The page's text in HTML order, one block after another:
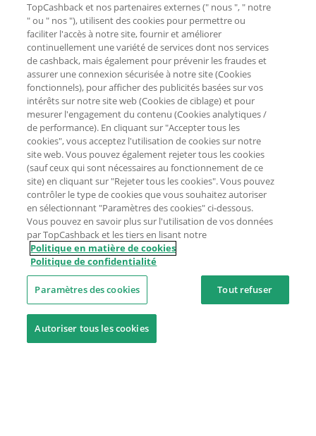
TopCashback et nos partenaires externes (" nous ", " notre
" ou " nos "), utilisent des cookies pour permettre ou
faciliter l'accès à notre site, fournir et améliorer
continuellement une variété de services dont nos services
de cashback, mais également pour prévenir les fraudes et
assurer une connexion sécurisée à notre site (Cookies
fonctionnels), pour afficher des publicités basées sur vos
intérêts sur notre site web (Cookies de ciblage) et pour
mesurer l'engagement du contenu (Cookies analytiques /
de performance). En cliquant sur "Accepter tous les
cookies", vous acceptez l'utilisation de cookies sur notre
site web. Vous pouvez également rejeter tous les cookies
(sauf ceux qui sont nécessaires au fonctionnement de ce
site) en cliquant sur "Rejeter tous les cookies". Vous pouvez
contrôler le type de cookies que vous souhaitez autoriser
en sélectionnant "Paramètres des cookies" ci-dessous.
Vous pouvez en savoir plus sur l'utilisation de vos données
par TopCashback et les tiers en lisant notre
Politique en matière de cookies
Politique de confidentialité
Paramètres des cookies Tout refuser
Autoriser tous les cookies